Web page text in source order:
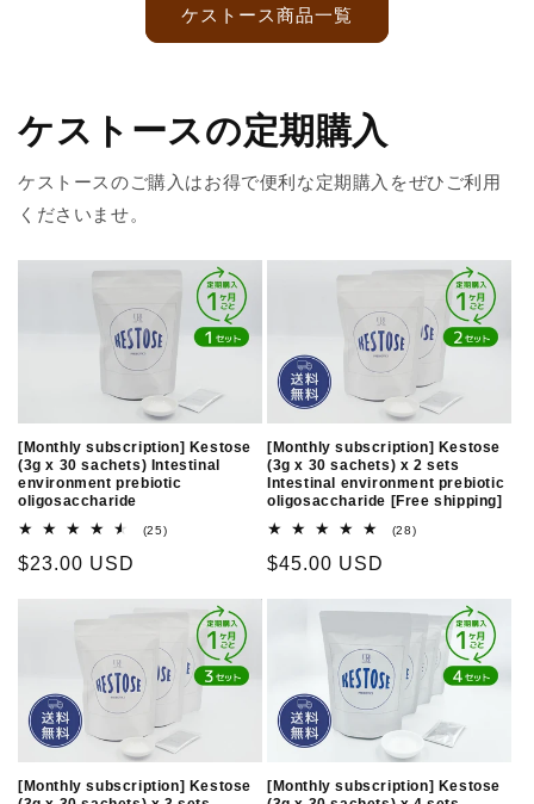
ケストース商品一覧
ケストースの定期購入
ケストースのご購入はお得で便利な定期購入をぜひご利用
くださいませ。
[Monthly subscription] Kestose
(3g x 30 sachets) Intestinal
environment prebiotic
oligosaccharide
(25)25
Regular
$23.00 USD
[Monthly subscription] Kestose
(3g x 30 sachets) x 2 sets
Intestinal environment prebiotic
oligosaccharide [Free shipping]
(28)28
Regular
$45.00 USD
[Monthly subscription] Kestose
[Monthly subscription] Kestose